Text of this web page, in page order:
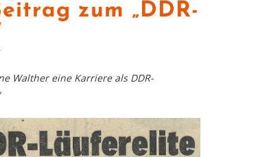
zum „DDR-
Walther eine Karriere als DDR-